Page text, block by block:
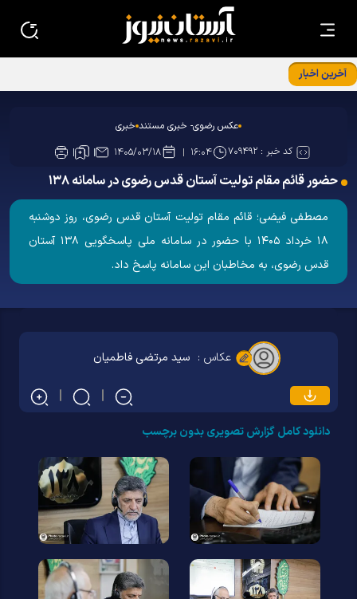
آخرین اخبار
عکس رضوی- خبری مستند خبری
کد خبر :۷۰۹۴۹۲ ۱۶:۰۴ ۱۴۰۵/۰۳/۱۸
حضور قائم مقام تولیت آستان قدس رضوی در سامانه ۱۳۸
مصطفی فیضی؛ قائم مقام تولیت آستان قدس رضوی، روز دوشنبه
۱۸ خرداد ۱۴۰۵ با حضور در سامانه ملی پاسخگویی ۱۳۸ آستان
قدس رضوی، به مخاطبان این سامانه پاسخ داد.
عکاس : سید مرتضی فاطمیان
دانلود کامل گزارش تصویری بدون برچسب